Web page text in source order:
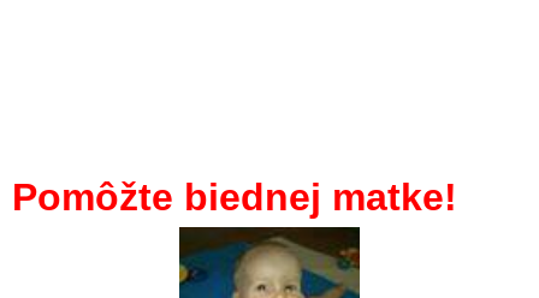
Pomôžte biednej matke!